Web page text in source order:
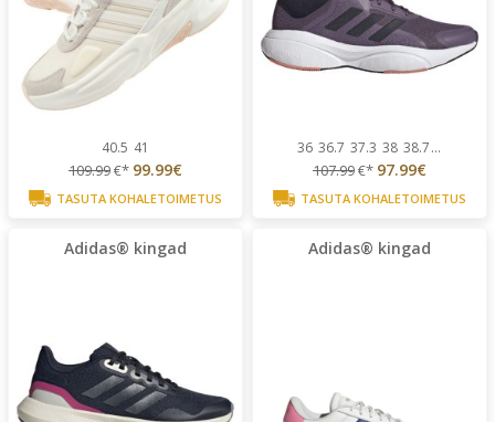
40.5 41
109.99€* 99.99€
TASUTA KOHALETOIMETUS
36 36.7 37.3 38 38.7...
107.99€* 97.99€
TASUTA KOHALETOIMETUS
Adidas® kingad Adidas® kingad